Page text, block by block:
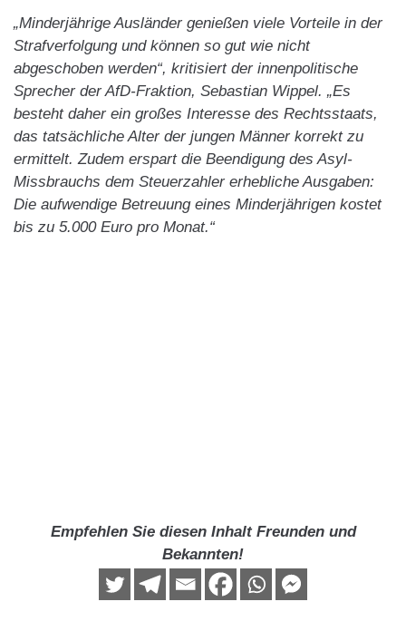
„Minderjährige Ausländer genießen viele Vorteile in der
Strafverfolgung und können so gut wie nicht
abgeschoben werden“, kritisiert der innenpolitische
Sprecher der AfD-Fraktion, Sebastian Wippel. „Es
besteht daher ein großes Interesse des Rechtsstaats,
das tatsächliche Alter der jungen Männer korrekt zu
ermittelt. Zudem erspart die Beendigung des Asyl-
Missbrauchs dem Steuerzahler erhebliche Ausgaben:
Die aufwendige Betreuung eines Minderjährigen kostet
bis zu 5.000 Euro pro Monat.“
Empfehlen Sie diesen Inhalt Freunden und
Bekannten!